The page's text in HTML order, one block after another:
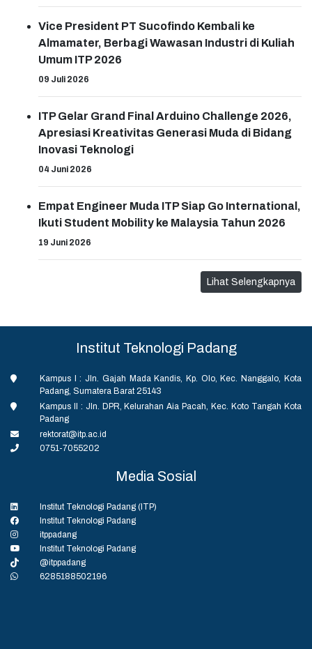
Vice President PT Sucofindo Kembali ke
Almamater, Berbagi Wawasan Industri di Kuliah
Umum ITP 2026
09 Juli 2026
ITP Gelar Grand Final Arduino Challenge 2026,
Apresiasi Kreativitas Generasi Muda di Bidang
Inovasi Teknologi
04 Juni 2026
Empat Engineer Muda ITP Siap Go International,
Ikuti Student Mobility ke Malaysia Tahun 2026
19 Juni 2026
Lihat Selengkapnya
Institut Teknologi Padang
Kampus I : Jln. Gajah Mada Kandis, Kp. Olo, Kec. Nanggalo, Kota
Padang, Sumatera Barat 25143
Kampus II : Jln. DPR, Kelurahan Aia Pacah, Kec. Koto Tangah Kota
Padang
rektorat@itp.ac.id
0751-7055202
Media Sosial
Institut Teknologi Padang (ITP)
Institut Teknologi Padang
itppadang
Institut Teknologi Padang
@itppadang
6285188502196